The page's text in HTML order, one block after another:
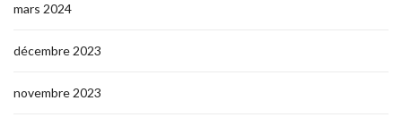
mars 2024
décembre 2023
novembre 2023